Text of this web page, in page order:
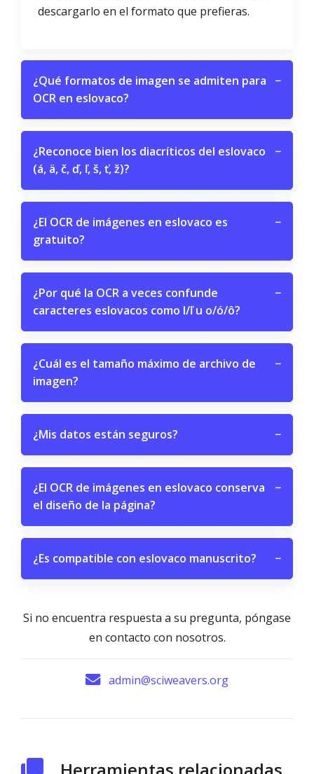
descargarlo en el formato que prefieras.
¿Qué formatos de imagen se admiten para
OCR en eslovaco?
−
¿Reconoce bien los diacríticos del eslovaco
(á, ä, č, ď, ľ, š, ť, ž)?
−
¿El OCR de imágenes en eslovaco es
gratuito?
−
¿Por qué la OCR a veces confunde
caracteres eslovacos como l/ľ u o/ó/ô?
−
¿Cuál es el tamaño máximo de archivo de
imagen?
−
¿Mis datos están seguros? −
¿El OCR de imágenes en eslovaco conserva
el diseño de la página?
−
¿Es compatible con eslovaco manuscrito? −
Si no encuentra respuesta a su pregunta, póngase
en contacto con nosotros.
admin@sciweavers.org